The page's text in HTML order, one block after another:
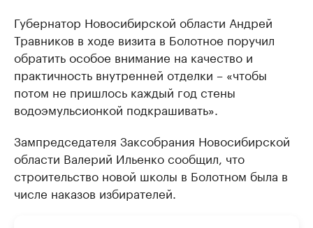
Губернатор Новосибирской области Андрей
Травников в ходе визита в Болотное поручил
обратить особое внимание на качество и
практичность внутренней отделки – «чтобы
потом не пришлось каждый год стены
водоэмульсионкой подкрашивать».
Зампредседателя Заксобрания Новосибирской
области Валерий Ильенко сообщил, что
строительство новой школы в Болотном была в
числе наказов избирателей.